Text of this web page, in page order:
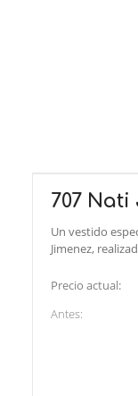
707
Un vestido
Jimenez,
Precio actual:
Antes: